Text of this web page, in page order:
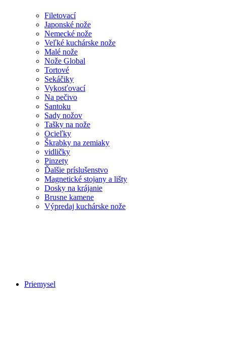
Filetovací
Japonské nože
Nemecké nože
Veľké kuchárske nože
Malé nože
Nože Global
Tortové
Sekáčiky
Vykosťovací
Na pečivo
Santoku
Sady nožov
Tašky na nože
Ocieľky
Škrabky na zemiaky
vidličky
Pinzety
Ďalšie príslušenstvo
Magnetické stojany a lišty
Dosky na krájanie
Brusne kamene
Výpredaj kuchárske nože
Priemysel